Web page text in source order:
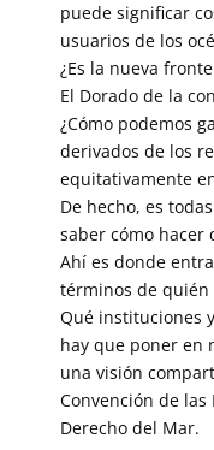
puede significar
usuarios de los
¿Es la nueva
El Dorado de la
¿Cómo podemos
derivados de los
equitativamente
De hecho, es
saber cómo hacer
Ahí es donde
términos de quién
Qué instituciones
hay que poner en
una visión
Convención de
Derecho del Mar.